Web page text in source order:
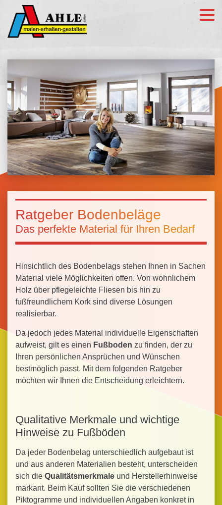
Ratgeber Bodenbeläge
Das perfekte Material für Ihren Bedarf
Hinsichtlich des Bodenbelags stehen Ihnen in Sachen
Material viele Möglichkeiten offen. Von wohnlichem
Holz über pflegeleichte Fliesen bis hin zu
fußfreundlichem Kork sind diverse Lösungen
realisierbar.
Da jedoch jedes Material individuelle Eigenschaften
aufweist, gilt es einen Fußboden zu finden, der zu
Ihren persönlichen Ansprüchen und Wünschen
bestmöglich passt. Mit dem folgenden Ratgeber
möchten wir Ihnen die Entscheidung erleichtern.
Qualitative Merkmale und wichtige
Hinweise zu Fußböden
Da jeder Bodenbelag unterschiedlich aufgebaut ist
und aus anderen Materialien besteht, unterscheiden
sich die Qualitätsmerkmale und Herstellerhinweise
markant. Beim Kauf sollten Sie die verschiedenen
Piktogramme und individuellen Angaben konkret in